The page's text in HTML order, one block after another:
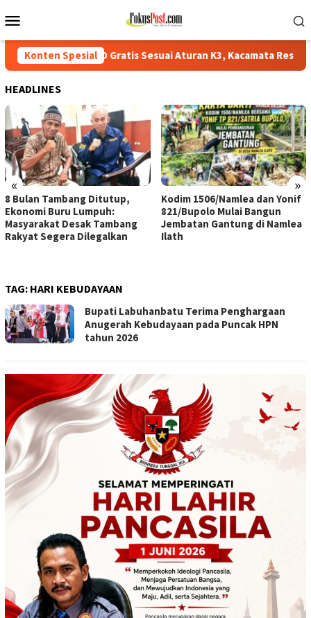
ke
Mobile
Konten Spesial
Sesuai Aturan K3, Kacamata Resep Ditanggung
HEADLINES
« »
8 Bulan Tambang Ditutup,
Ekonomi Buru Lumpuh:
Masyarakat Desak Tambang
Rakyat Segera Dilegalkan
Kodim 1506/Namlea dan Yonif
821/Bupolo Mulai Bangun
Jembatan Gantung di Namlea
Ilath
TAG: HARI KEBUDAYAAN
Bupati Labuhanbatu Terima Penghargaan
Anugerah Kebudayaan pada Puncak HPN
tahun 2026